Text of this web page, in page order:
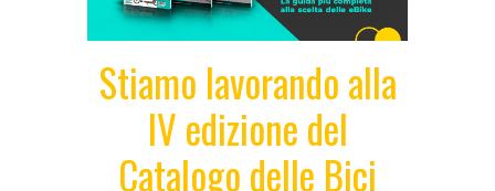
Stiamo lavorando alla
IV edizione del
Catalogo delle Bici